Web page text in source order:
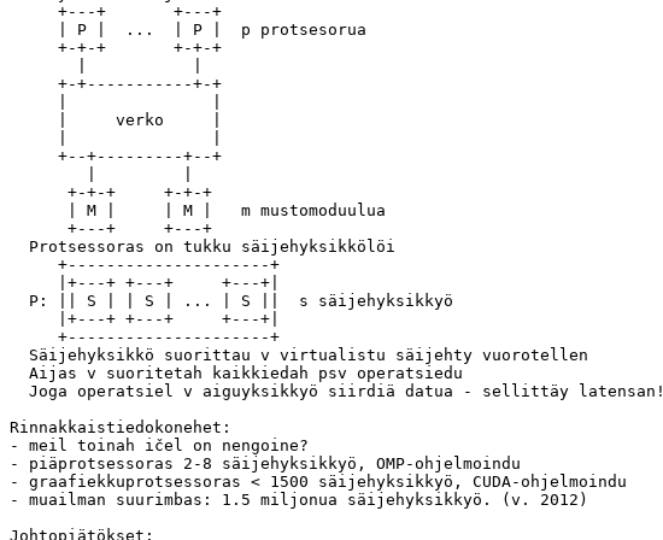
     +---+       +---+
     | P |  ...  | P |  p protsesorua
     +-+-+       +-+-+
     +-+-----------+-+
     |     verko     |
     +--+---------+--+
      +-+-+     +-+-+
      | M |     | M |   m mustomoduulua
      +---+     +---+
  Protsessoras on tukku säijehyksikkölöi
     +---------------------+
     |+---+ +---+     +---+|
  P: || S | | S | ... | S ||  s säijehyksikkyö
     |+---+ +---+     +---+|
     +---------------------+
  Säijehyksikkö suorittau v virtualistu säijehty vuorotellen
  Aijas v suoritetah kaikkiedah psv operatsiedu
  Joga operatsiel v aiguyksikkyö siirdiä datua - sellittäy latensan!
Rinnakkaistiedokonehet:
- meil toinah ičel on nengoine?
- piäprotsessoras 2-8 säijehyksikkyö, OMP-ohjelmoindu
- graafiekkuprotsessoras < 1500 säijehyksikkyö, CUDA-ohjelmoindu
- muailman suurimbas: 1.5 miljonua säijehyksikkyö. (v. 2012)
Johtopiätökset: